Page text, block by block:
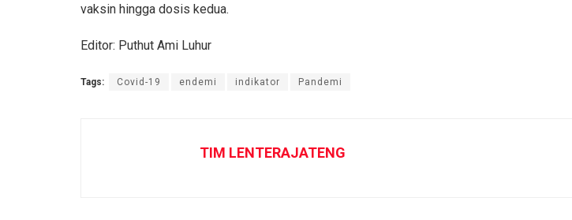
vaksin hingga dosis kedua.
Editor: Puthut Ami Luhur
Tags: Covid-19 endemi indikator Pandemi
TIM LENTERAJATENG